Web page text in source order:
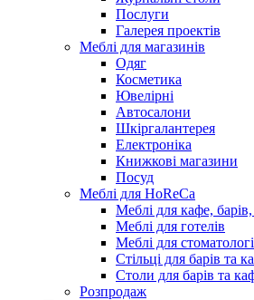
Послуги
Галерея проектів
Меблі для магазинів
Одяг
Косметика
Ювелірні
Автосалони
Шкіргалантерея
Електроніка
Книжкові магазини
Посуд
Меблі для HoReCa
Меблі для кафе, барів,
Меблі для готелів
Меблі для
Стільці для барів та
Столи для барів та
Розпродаж